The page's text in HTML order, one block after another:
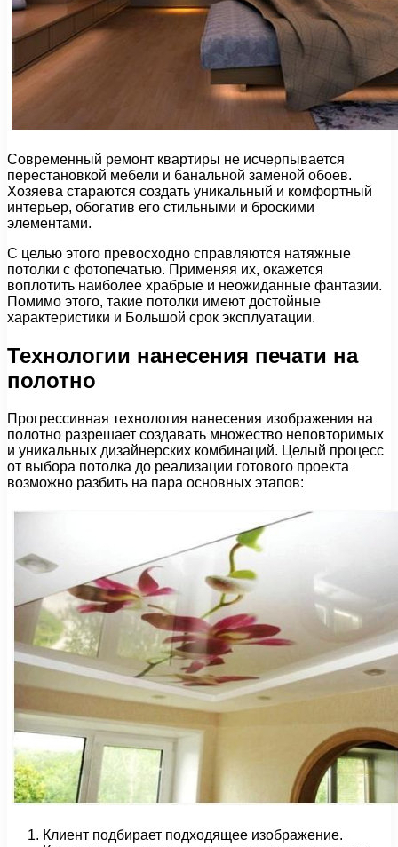
Современный ремонт квартиры не исчерпывается
перестановкой мебели и банальной заменой обоев.
Хозяева стараются создать уникальный и комфортный
интерьер, обогатив его стильными и броскими
элементами.
С целью этого превосходно справляются натяжные
потолки с фотопечатью. Применяя их, окажется
воплотить наиболее храбрые и неожиданные фантазии.
Помимо этого, такие потолки имеют достойные
характеристики и Большой срок эксплуатации.
Технологии нанесения печати на
полотно
Прогрессивная технология нанесения изображения на
полотно разрешает создавать множество неповторимых
и уникальных дизайнерских комбинаций. Целый процесс
от выбора потолка до реализации готового проекта
возможно разбить на пара основных этапов:
Клиент подбирает подходящее изображение.